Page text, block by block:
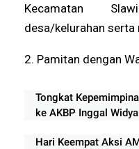
Kecamatan
desa/kelurahan serta
2. Pamitan dengan
Tongkat
ke AKBP Inggal
Hari Keempat Aksi